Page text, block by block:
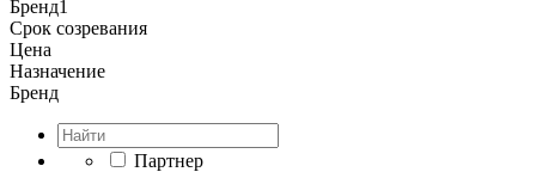
Бренд1
Срок созревания
Цена
Назначение
Бренд
Партнер